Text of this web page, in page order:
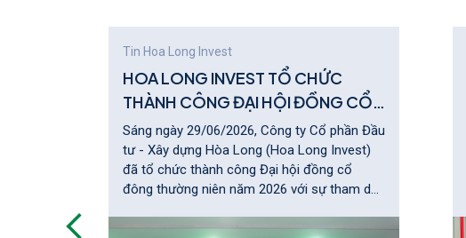
Tin Hoa Long Invest
HOA LONG INVEST TỔ CHỨC
THÀNH CÔNG ĐẠI HỘI ĐỒNG CỔ
ĐÔNG THƯỜNG NIÊN NĂM 2026
Sáng ngày 29/06/2026, Công ty Cổ phần Đầu
tư - Xây dựng Hòa Long (Hoa Long Invest)
đã tổ chức thành công Đại hội đồng cổ
đông thường niên năm 2026 với sự tham dự
Điều hành, Ủy ban Kiểm toán cùng các khách